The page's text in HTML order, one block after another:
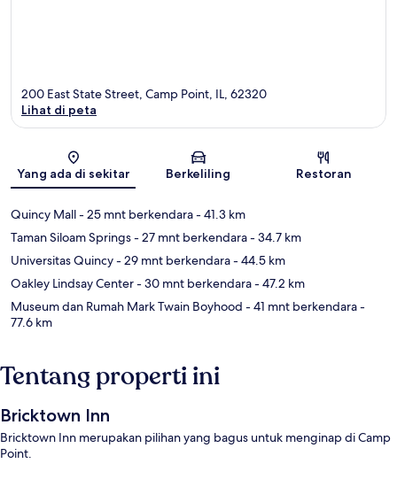
Peta
200 East State Street, Camp Point, IL, 62320
Lihat di peta
Yang ada di sekitar Berkeliling Restoran
Quincy Mall- 25 mnt berkendara- 41.3 km
Taman Siloam Springs- 27 mnt berkendara- 34.7 km
Universitas Quincy- 29 mnt berkendara- 44.5 km
Oakley Lindsay Center- 30 mnt berkendara- 47.2 km
Museum dan Rumah Mark Twain Boyhood - 41 mnt berkendara-
77.6 km
Tentang properti ini
Bricktown Inn
Bricktown Inn merupakan pilihan yang bagus untuk menginap di Camp
Point.